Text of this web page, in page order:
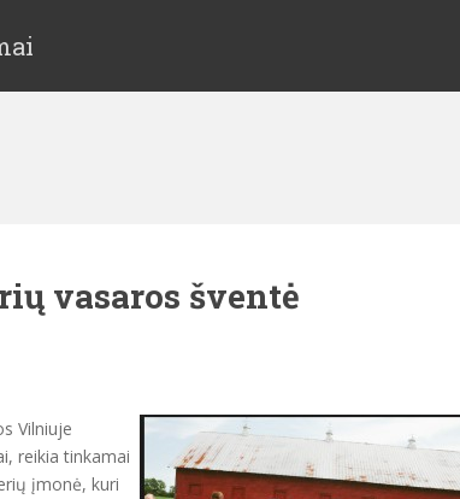
vasaros šventė
Vilniuje
reikia tinkamai
įmonė, kuri